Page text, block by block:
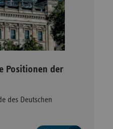
Positionen der
des Deutschen